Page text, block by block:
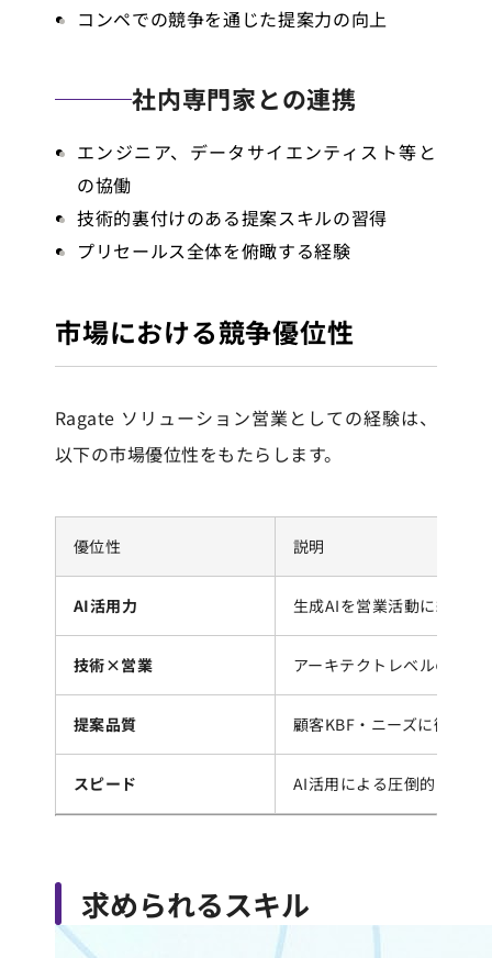
コンペでの競争を通じた提案力の向上
社内専門家との連携
エンジニア、データサイエンティスト等と
の協働
技術的裏付けのある提案スキルの習得
プリセールス全体を俯瞰する経験
市場における競争優位性
Ragate ソリューション営業としての経験は、
以下の市場優位性をもたらします。
優位性 説明
AI活用力 生成AIを営業活動に統合で
技術×営業 アーキテクトレベルの技術
提案品質 顧客KBF・ニーズに徹底的
スピード AI活用による圧倒的な提案
求められるスキル